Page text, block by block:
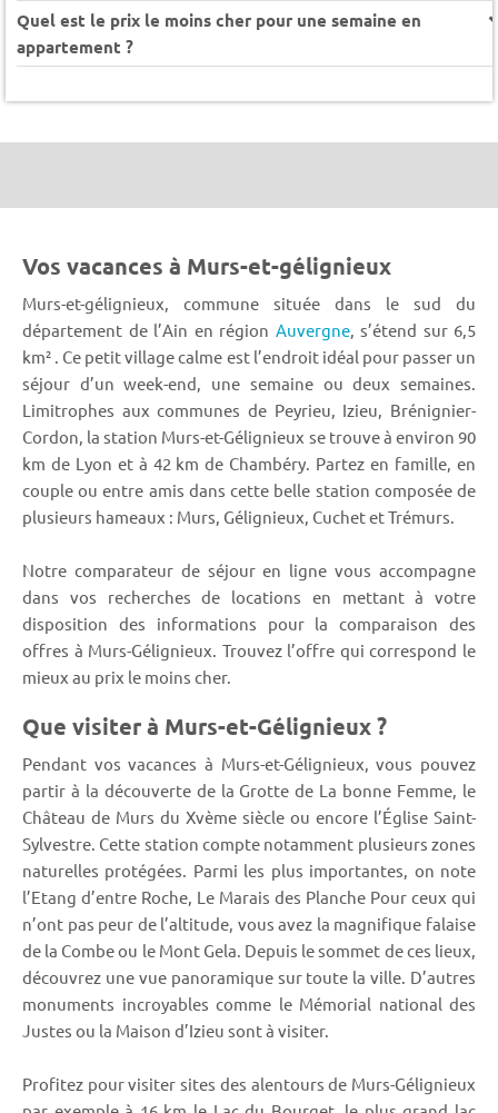
Quel est le prix le moins cher pour une semaine en
appartement ?
Vos vacances à Murs-et-gélignieux
Murs-et-gélignieux, commune située dans le sud du
département de l’Ain en région Auvergne, s’étend sur 6,5
km² . Ce petit village calme est l’endroit idéal pour passer un
séjour d’un week-end, une semaine ou deux semaines.
Limitrophes aux communes de Peyrieu, Izieu, Brénignier-
Cordon, la station Murs-et-Gélignieux se trouve à environ 90
km de Lyon et à 42 km de Chambéry. Partez en famille, en
couple ou entre amis dans cette belle station composée de
plusieurs hameaux : Murs, Gélignieux, Cuchet et Trémurs.
Notre comparateur de séjour en ligne vous accompagne
dans vos recherches de locations en mettant à votre
disposition des informations pour la comparaison des
offres à Murs-Gélignieux. Trouvez l’offre qui correspond le
mieux au prix le moins cher.
Que visiter à Murs-et-Gélignieux ?
Pendant vos vacances à Murs-et-Gélignieux, vous pouvez
partir à la découverte de la Grotte de La bonne Femme, le
Château de Murs du Xvème siècle ou encore l’Église Saint-
Sylvestre. Cette station compte notamment plusieurs zones
naturelles protégées. Parmi les plus importantes, on note
l’Etang d’entre Roche, Le Marais des Planche Pour ceux qui
n’ont pas peur de l’altitude, vous avez la magnifique falaise
de la Combe ou le Mont Gela. Depuis le sommet de ces lieux,
découvrez une vue panoramique sur toute la ville. D’autres
monuments incroyables comme le Mémorial national des
Justes ou la Maison d’Izieu sont à visiter.
Profitez pour visiter sites des alentours de Murs-Gélignieux